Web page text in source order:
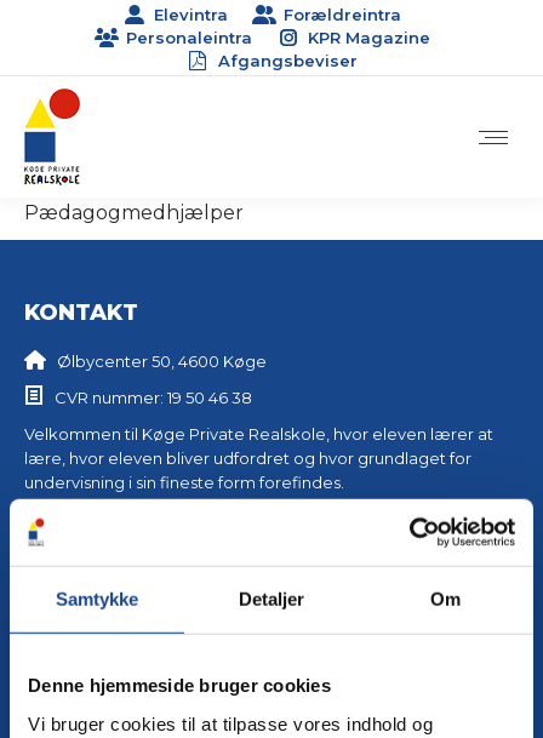
Samtykke Detaljer Om
Denne hjemmeside bruger cookies
Vi bruger cookies til at tilpasse vores indhold og
Elevintra
Forældreintra
Personaleintra
KPR Magazine
Afgangsbeviser
Pædagogmedhjælper
KONTAKT
Ølbycenter 50, 4600 Køge
CVR nummer: 19 50 46 38
Velkommen til Køge Private Realskole, hvor eleven lærer at
lære, hvor eleven bliver udfordret og hvor grundlaget for
undervisning i sin fineste form forefindes.
Kontorets åbningstider:
Mandag - torsdag:
kl. 7:45 - 15:00
Fredag:
kl. 7:45 - 13:00
RING TIL OS
Skolens hovednummer